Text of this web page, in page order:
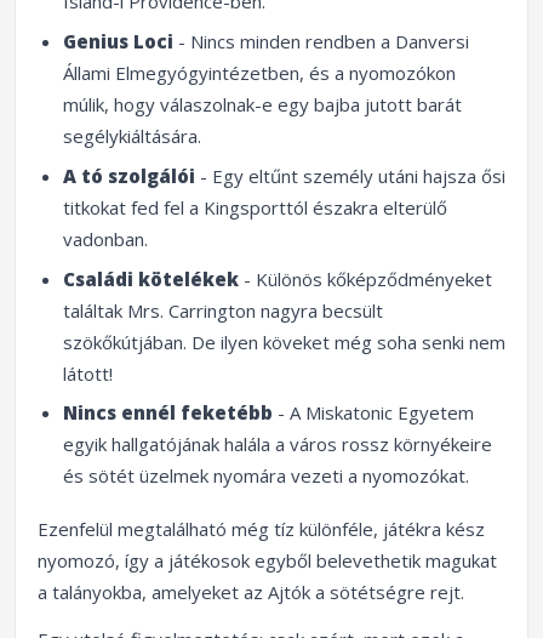
Genius Loci - Nincs minden rendben a Danversi
Állami Elmegyógyintézetben, és a nyomozókon
múlik, hogy válaszolnak-e egy bajba jutott barát
segélykiáltására.
A tó szolgálói - Egy eltűnt személy utáni hajsza ősi
titkokat fed fel a Kingsporttól északra elterülő
vadonban.
Családi kötelékek - Különös kőképződményeket
találtak Mrs. Carrington nagyra becsült
szökőkútjában. De ilyen köveket még soha senki nem
látott!
Nincs ennél feketébb - A Miskatonic Egyetem
egyik hallgatójának halála a város rossz környékeire
és sötét üzelmek nyomára vezeti a nyomozókat.
Ezenfelül megtalálható még tíz különféle, játékra kész
nyomozó, így a játékosok egyből belevethetik magukat
a talányokba, amelyeket az Ajtók a sötétségre rejt.